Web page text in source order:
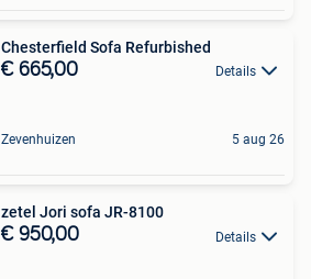
Chesterfield Sofa Refurbished
€ 665,00 Details
Zevenhuizen 5 aug 26
zetel Jori sofa JR-8100
€ 950,00 Details